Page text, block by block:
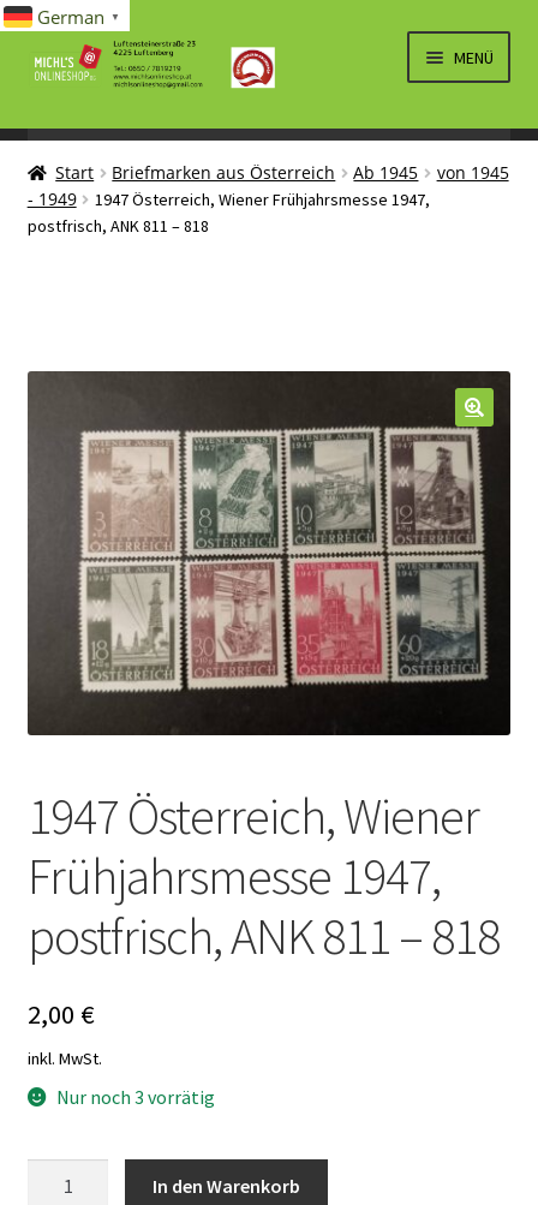
Navigation
Inhalt
MENÜ
SPIELWAREN/BAUSÄTZE
ÖFFNEN
ELEKTRO
LÜFTUNG, HEIZUNG, KLIMA
ÖFFNEN
Start Briefmarken aus Österreich Ab 1945
von 1945
- 1949
1947 Österreich, Wiener Frühjahrsmesse 1947,
postfrisch, ANK 811 – 818
🔍
1947 Österreich, Wiener
Frühjahrsmesse 1947,
postfrisch, ANK 811 – 818
2,00 €
inkl. MwSt.
Nur noch 3 vorrätig
In den Warenkorb
German ▼